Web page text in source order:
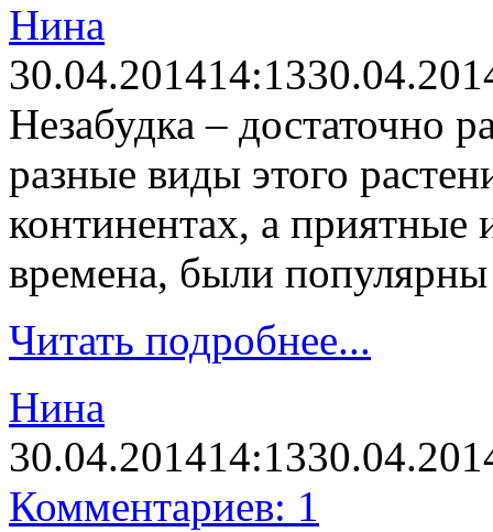
Нина
30.04.201414:13
Незабудка – достаточно
разные виды этого
континентах, а приятные
времена, были
Читать подробнее...
Нина
30.04.201414:13
Комментариев: 1